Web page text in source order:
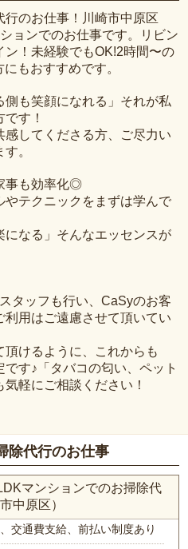
行のお仕事！川崎市中原区
ョンでのお仕事です。リビン
！未経験でもOK!2時間〜の
もおすすめです。
側も笑顔になれる」それが私
す！
してくださる方、ご尽力い
。
事も効率化◎
テクニックをまずは学んで
になる」そんなエッセンスが
タッフも行い、CaSyのお客
用はご遠慮させて頂いてい
けるように、これからも
す♪「タバコの匂い、ペット
軽にご相談ください！
除代行のお仕事
マンションでのお掃除代
中原区）
、交通費支給、前払い制度あり